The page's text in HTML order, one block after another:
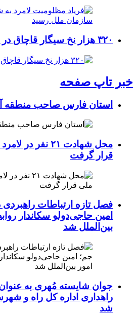
۳۲۰ هزار نخ سیگار قاچاق در لامرد کشف شد
خبر تاپ صفحه
استان فارس صاحب منطقه
محل شهادت ۲۱
قرار گرفت
فصل تازه ارتباطات
امین حاجی‌دولو سکاندار
بین‌الملل شد
جوان شایسته مُهری به
راهداری اداره کل راه و
شد